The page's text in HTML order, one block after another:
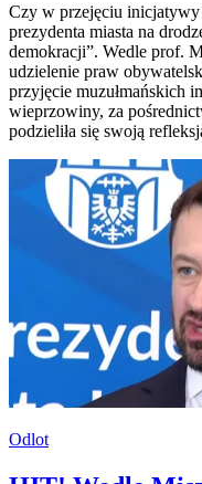
Czy w przejęciu inicjatywy
prezydenta miasta na
demokracji”. Wedle prof.
udzielenie praw
przyjęcie muzułmańskich
wieprzowiny, za
podzieliła się swoją
Odlot